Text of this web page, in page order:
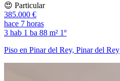
😍 Particular
385.000 €
hace 7 horas
3 hab 1 ba 88 m² 1º
Piso en Pinar del Rey, Pinar del Rey